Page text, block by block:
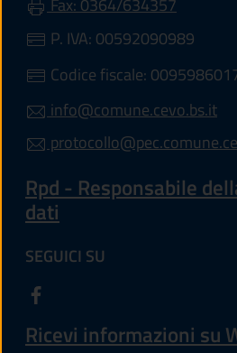
Fax: 0364/634357
P. IVA: 00592090989
Codice fiscale:
info@comune.cevo.bs.it
Rpd - Responsabile
dati
SEGUICI SU
Ricevi informazioni su